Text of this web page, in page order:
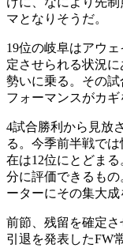
マとなりそうだ。
19位の岐阜はアウ
定させられる状況
勢いに乗る。その
フォーマンスがカギ
4試合勝利から見放
る。今季前半戦で
在は12位にとどま
分に評価できるも
ーターにその集大成
前節、残留を確定
引退を発表したFW